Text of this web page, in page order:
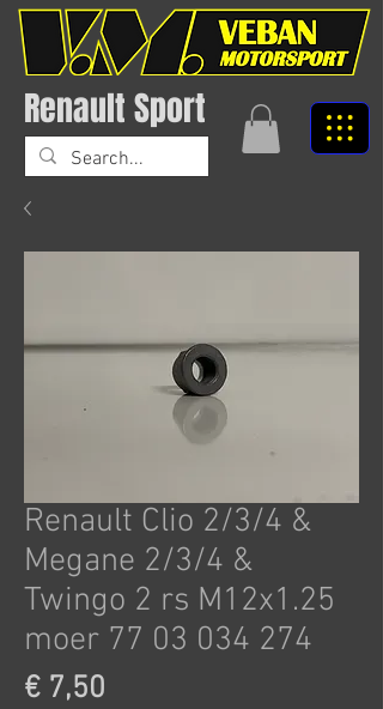
Renault Sport
Renault Clio 2/3/4 &
Megane 2/3/4 &
Twingo 2 rs M12x1.25
moer 77 03 034 274
€ 7,50